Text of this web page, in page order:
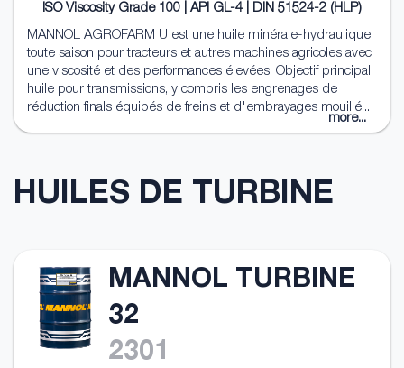
ISO Viscosity Grade 100 | API GL-4 | DIN 51524-2 (HLP)
MANNOL AGROFARM U est une huile minérale-hydraulique
toute saison pour tracteurs et autres machines agricoles avec
une viscosité et des performances élevées. Objectif principal:
huile pour transmissions, y compris les engrenages de
réduction finals équipés de freins et d'embrayages mouillé...
more...
HUILES DE TURBINE
MANNOL TURBINE
32
2301